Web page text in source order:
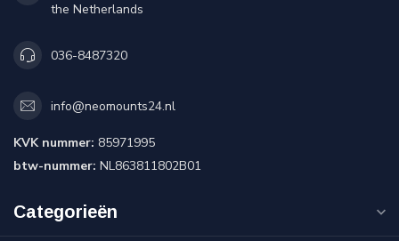
the Netherlands
036-8487320
info@neomounts24.nl
KVK nummer: 85971995
btw-nummer: NL863811802B01
Categorieën